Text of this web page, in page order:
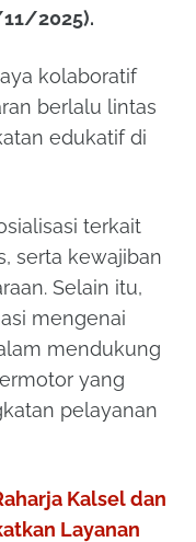
11/2025).
kolaboratif
berlalu lintas
edukatif di
terkait
serta kewajiban
Selain itu,
mengenai
mendukung
yang
pelayanan
Kalsel dan
Layanan